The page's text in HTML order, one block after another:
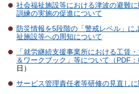
社会福祉施設等における津波の避難
訓練の実施の促進について
防災情報を5段階の「警戒レベル」に
祉施設等への周知について
「就労継続支援事業所における工賃
＆ワークブック」等について（PDF：
日）
サービス管理責任者等研修の見直し